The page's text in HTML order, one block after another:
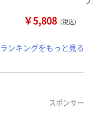
￥5,808 （税込）
ランキングをもっと見る
スポンサー